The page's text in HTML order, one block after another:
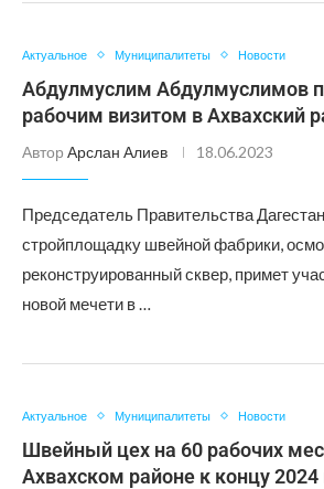
Актуальное Муниципалитеты Новости
Абдулмуслим Абдулмуслимов
рабочим визитом в Ахвахский
Автор Арслан Алиев 18.06.2023
Председатель Правительства
стройплощадку швейной фабрики,
реконструированный сквер, примет
новой мечети в …
Актуальное Муниципалитеты Новости
Швейный цех на 60 рабочих
Ахвахском районе к концу 2024